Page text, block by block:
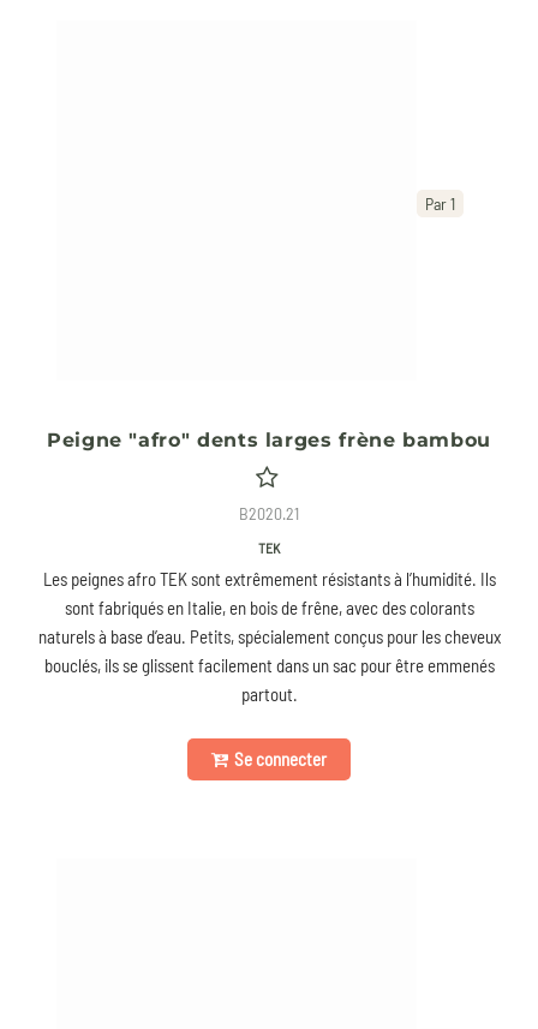
Par 1
Peigne "afro" dents larges frène bambou
B2020.21
TEK
Les peignes afro TEK sont extrêmement résistants à l’humidité. Ils
sont fabriqués en Italie, en bois de frêne, avec des colorants
naturels à base d’eau. Petits, spécialement conçus pour les cheveux
bouclés, ils se glissent facilement dans un sac pour être emmenés
partout.
Se connecter